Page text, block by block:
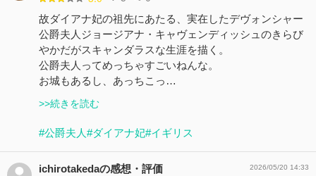
故ダイアナ妃の祖先にあたる、実在したデヴォンシャー
公爵夫人ジョージアナ・キャヴェンディッシュのきらび
やかだがスキャンダラスな生涯を描く。
公爵夫人ってめっちゃすごいねんな。
お城もあるし、あっちこっ…
>>続きを読む
#公爵夫人#ダイアナ妃#イギリス
ichirotakedaの感想・評価 2026/05/20 14:33